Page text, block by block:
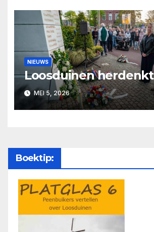
NIEUWS
Loosduinen herdenkt
MEI 5, 2026
Boektip: